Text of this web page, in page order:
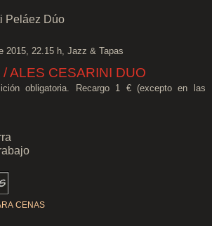
Peláez Dúo
2015, 22.15 h, Jazz & Tapas
ALES CESARINI DUO
obligatoria. Recargo 1 € (excepto en las
CENAS